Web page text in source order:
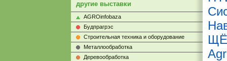
другие выставки
AGROinfobaza
Будпрагрэс
Строительная техника и оборудование
Металлообработка
Деревообработка